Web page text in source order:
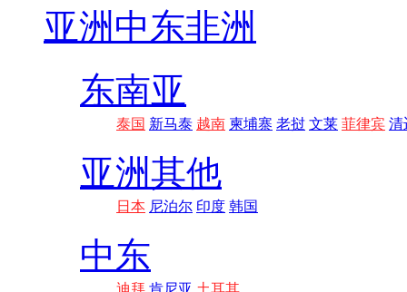
亚洲 中东非洲
东南亚
泰国 新马泰 越南 柬埔寨 老挝 文莱 菲律宾 清
亚洲其他
日本 尼泊尔 印度 韩国
中东
迪拜 肯尼亚 土耳其